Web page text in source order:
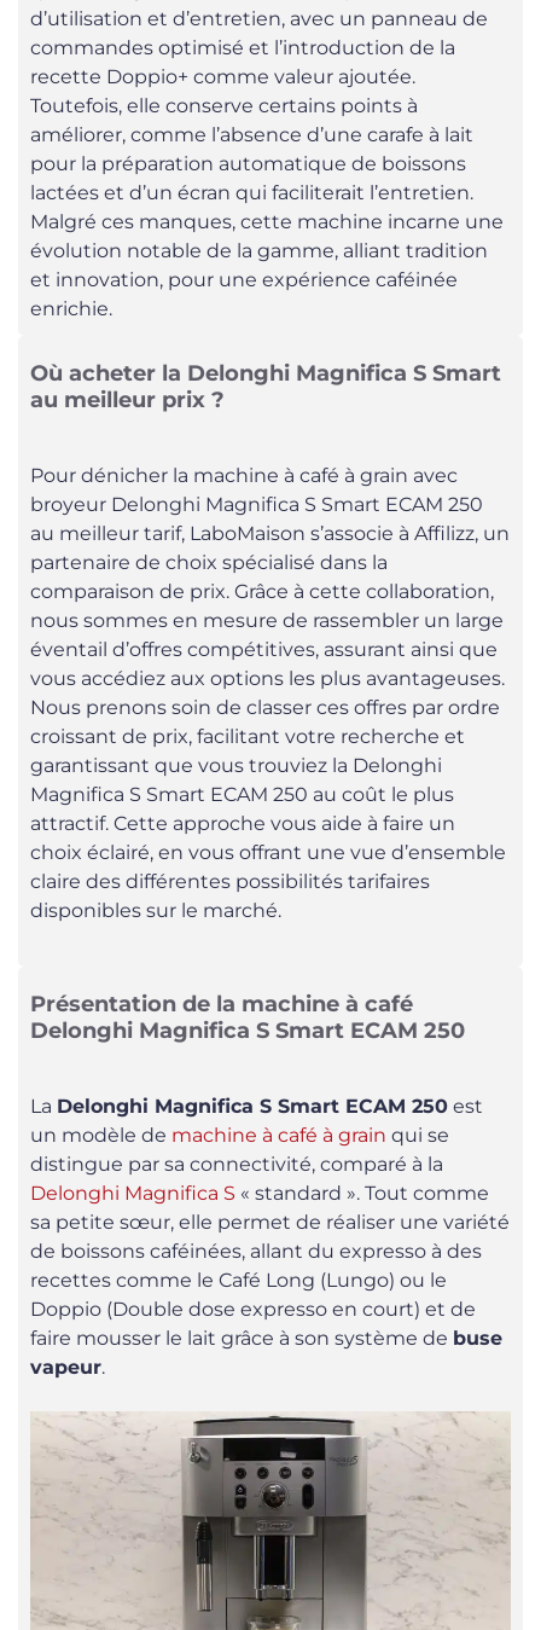
d’utilisation et d’entretien, avec un panneau de
commandes optimisé et l’introduction de la
recette Doppio+ comme valeur ajoutée.
Toutefois, elle conserve certains points à
améliorer, comme l’absence d’une carafe à lait
pour la préparation automatique de boissons
lactées et d’un écran qui faciliterait l’entretien.
Malgré ces manques, cette machine incarne une
évolution notable de la gamme, alliant tradition
et innovation, pour une expérience caféinée
enrichie.
Où acheter la Delonghi Magnifica S Smart
au meilleur prix ?
Pour dénicher la machine à café à grain avec
broyeur Delonghi Magnifica S Smart ECAM 250
au meilleur tarif, LaboMaison s’associe à Affilizz, un
partenaire de choix spécialisé dans la
comparaison de prix. Grâce à cette collaboration,
nous sommes en mesure de rassembler un large
éventail d’offres compétitives, assurant ainsi que
vous accédiez aux options les plus avantageuses.
Nous prenons soin de classer ces offres par ordre
croissant de prix, facilitant votre recherche et
garantissant que vous trouviez la Delonghi
Magnifica S Smart ECAM 250 au coût le plus
attractif. Cette approche vous aide à faire un
choix éclairé, en vous offrant une vue d’ensemble
claire des différentes possibilités tarifaires
disponibles sur le marché.
Présentation de la machine à café
Delonghi Magnifica S Smart ECAM 250
La Delonghi Magnifica S Smart ECAM 250 est
un modèle de machine à café à grain qui se
distingue par sa connectivité, comparé à la
Delonghi Magnifica S « standard ». Tout comme
sa petite sœur, elle permet de réaliser une variété
de boissons caféinées, allant du expresso à des
recettes comme le Café Long (Lungo) ou le
Doppio (Double dose expresso en court) et de
faire mousser le lait grâce à son système de buse
vapeur.